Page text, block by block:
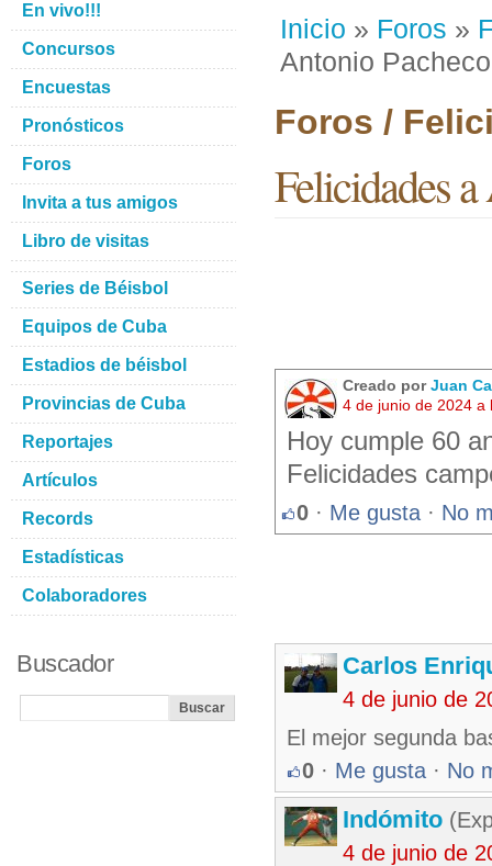
Inicio » Foros »
Antonio Pacheco
Foros /
Felicidades
Creado porJuan
4 de junio de 2024 a
Hoy cumple 60
Felicidades
0 · Me gusta · No
Carlos
4 de junio de
El mejor segunda
0 · Me gusta · No
Indómito
4 de junio de
En vivo!!!
Concursos
Encuestas
Pronósticos
Foros
Invita a tus amigos
Libro de visitas
Series de Béisbol
Equipos de Cuba
Estadios de béisbol
Provincias de Cuba
Reportajes
Artículos
Records
Estadísticas
Colaboradores
Buscador